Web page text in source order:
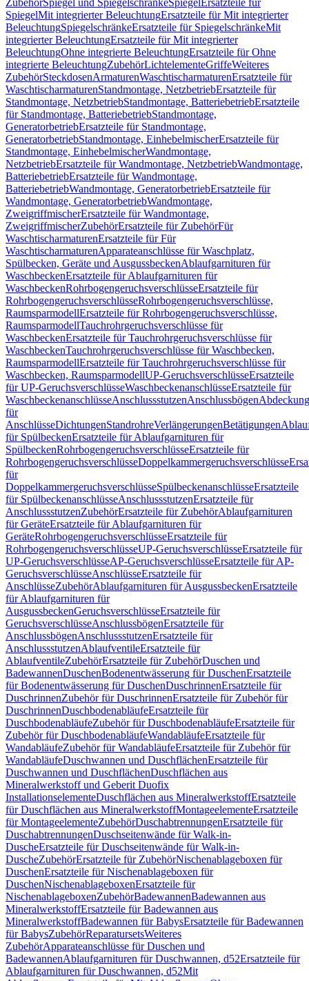
ZubehörSpiegel und SpiegelschränkeSpiegel Ersatzteile für
SpiegelMit integrierter BeleuchtungErsatzteile für Mit integrierter
BeleuchtungSpiegelschränkeErsatzteile für SpiegelschränkeMit
integrierter BeleuchtungErsatzteile für Mit integrierter
BeleuchtungOhne integrierte BeleuchtungErsatzteile für Ohne
integrierte BeleuchtungZubehörLichtelementeGriffeWeiteres
ZubehörSteckdosenArmaturenWaschtischarmaturenErsatzteile für
WaschtischarmaturenStandmontage, NetzbetriebErsatzteile für
Standmontage, NetzbetriebStandmontage, BatteriebetriebErsatzteile
für Standmontage, BatteriebetriebStandmontage,
GeneratorbetriebErsatzteile für Standmontage,
GeneratorbetriebStandmontage, EinhebelmischerErsatzteile für
Standmontage, EinhebelmischerWandmontage,
NetzbetriebErsatzteile für Wandmontage, NetzbetriebWandmontage,
BatteriebetriebErsatzteile für Wandmontage,
BatteriebetriebWandmontage, GeneratorbetriebErsatzteile für
Wandmontage, GeneratorbetriebWandmontage,
ZweigriffmischerErsatzteile für Wandmontage,
ZweigriffmischerZubehörErsatzteile für ZubehörFür
WaschtischarmaturenErsatzteile für Für
WaschtischarmaturenApparateanschlüsse für Waschplatz,
Spülbecken, Geräte und AusgussbeckenAblaufgarnituren für
WaschbeckenErsatzteile für Ablaufgarnituren für
WaschbeckenRohrbogengeruchsverschlüsseErsatzteile für
RohrbogengeruchsverschlüsseRohrbogengeruchsverschlüsse,
RaumsparmodellErsatzteile für Rohrbogengeruchsverschlüsse,
RaumsparmodellTauchrohrgeruchsverschlüsse für
WaschbeckenErsatzteile für Tauchrohrgeruchsverschlüsse für
WaschbeckenTauchrohrgeruchsverschlüsse für Waschbecken,
RaumsparmodellErsatzteile für Tauchrohrgeruchsverschlüsse für
Waschbecken, RaumsparmodellUP-GeruchsverschlüsseErsatzteile
für UP-GeruchsverschlüsseWaschbeckenanschlüsseErsatzteile für
WaschbeckenanschlüsseAnschlussstutzenAnschlussbögen
für
AnschlüsseDichtungenStandrohreVerlängerungenBetätigungen
für SpülbeckenErsatzteile für Ablaufgarnituren für
SpülbeckenRohrbogengeruchsverschlüsseErsatzteile für
RohrbogengeruchsverschlüsseDoppelkammergeruchsverschlüsse
für
DoppelkammergeruchsverschlüsseSpülbeckenanschlüsseErsatzteile
für SpülbeckenanschlüsseAnschlussstutzenErsatzteile für
AnschlussstutzenZubehörErsatzteile für ZubehörAblaufgarnituren
für GeräteErsatzteile für Ablaufgarnituren für
GeräteRohrbogengeruchsverschlüsseErsatzteile für
RohrbogengeruchsverschlüsseUP-GeruchsverschlüsseErsatzteile für
UP-GeruchsverschlüsseAP-GeruchsverschlüsseErsatzteile für AP-
GeruchsverschlüsseAnschlüsseErsatzteile für
AnschlüsseZubehörAblaufgarnituren für AusgussbeckenErsatzteile
für Ablaufgarnituren für
AusgussbeckenGeruchsverschlüsseErsatzteile für
GeruchsverschlüsseAnschlussbögenErsatzteile für
AnschlussbögenAnschlussstutzenErsatzteile für
AnschlussstutzenAblaufventileErsatzteile für
AblaufventileZubehörErsatzteile für ZubehörDuschen und
BadewannenDuschenBodenentwässerung für DuschenErsatzteile
für Bodenentwässerung für DuschenDuschrinnenErsatzteile für
DuschrinnenZubehör für DuschrinnenErsatzteile für Zubehör für
DuschrinnenDuschbodenabläufeErsatzteile für
DuschbodenabläufeZubehör für DuschbodenabläufeErsatzteile für
Zubehör für DuschbodenabläufeWandabläufeErsatzteile für
WandabläufeZubehör für WandabläufeErsatzteile für Zubehör für
WandabläufeDuschwannen und DuschflächenErsatzteile für
Duschwannen und DuschflächenDuschflächen aus
Mineralwerkstoff und Geberit Duofix
InstallationselementeDuschflächen aus MineralwerkstoffErsatzteile
für Duschflächen aus MineralwerkstoffMontageelementeErsatzteile
für MontageelementeZubehörDuschabtrennungenErsatzteile für
DuschabtrennungenDuschseitenwände für Walk-in-
DuscheErsatzteile für Duschseitenwände für Walk-in-
DuscheZubehörErsatzteile für ZubehörNischenablageboxen für
DuschenErsatzteile für Nischenablageboxen für
DuschenNischenablageboxenErsatzteile für
NischenablageboxenZubehörBadewannenBadewannen aus
MineralwerkstoffErsatzteile für Badewannen aus
MineralwerkstoffBadewannen für BabysErsatzteile für Badewannen
für BabysZubehörReparatursetsWeiteres
ZubehörApparateanschlüsse für Duschen und
BadewannenAblaufgarnituren für Duschwannen, d52Ersatzteile für
Ablaufgarnituren für Duschwannen, d52Mit